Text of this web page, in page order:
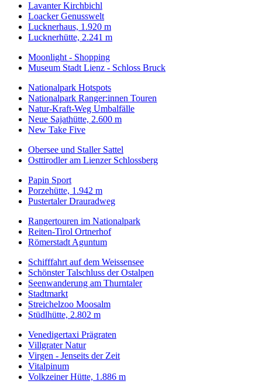
Lavanter Kirchbichl
Loacker Genusswelt
Lucknerhaus, 1.920 m
Lucknerhütte, 2.241 m
Moonlight - Shopping
Museum Stadt Lienz - Schloss Bruck
Nationalpark Hotspots
Nationalpark Ranger:innen Touren
Natur-Kraft-Weg Umbalfälle
Neue Sajathütte, 2.600 m
New Take Five
Obersee und Staller Sattel
Osttirodler am Lienzer Schlossberg
Papin Sport
Porzehütte, 1.942 m
Pustertaler Drauradweg
Rangertouren im Nationalpark
Reiten-Tirol Ortnerhof
Römerstadt Aguntum
Schifffahrt auf dem Weissensee
Schönster Talschluss der Ostalpen
Seenwanderung am Thurntaler
Stadtmarkt
Streichelzoo Moosalm
Stüdlhütte, 2.802 m
Venedigertaxi Prägraten
Villgrater Natur
Virgen - Jenseits der Zeit
Vitalpinum
Volkzeiner Hütte, 1.886 m